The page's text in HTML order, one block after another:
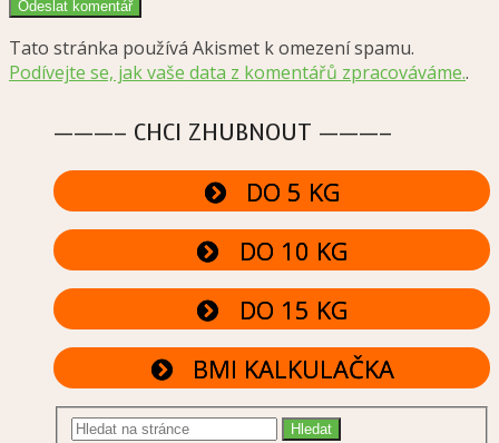
Tato stránka používá Akismet k omezení spamu.
Podívejte se, jak vaše data z komentářů zpracováváme..
———– CHCI ZHUBNOUT ———–
DO 5 KG
DO 10 KG
DO 15 KG
BMI KALKULAČKA